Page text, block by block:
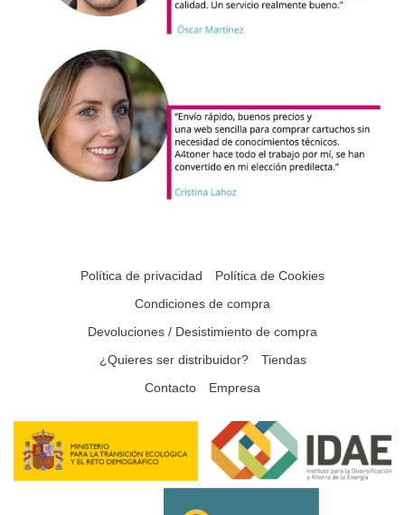
Política de privacidad
Política de Cookies
Condiciones de compra
Devoluciones / Desistimiento de compra
¿Quieres ser distribuidor?
Tiendas
Contacto
Empresa